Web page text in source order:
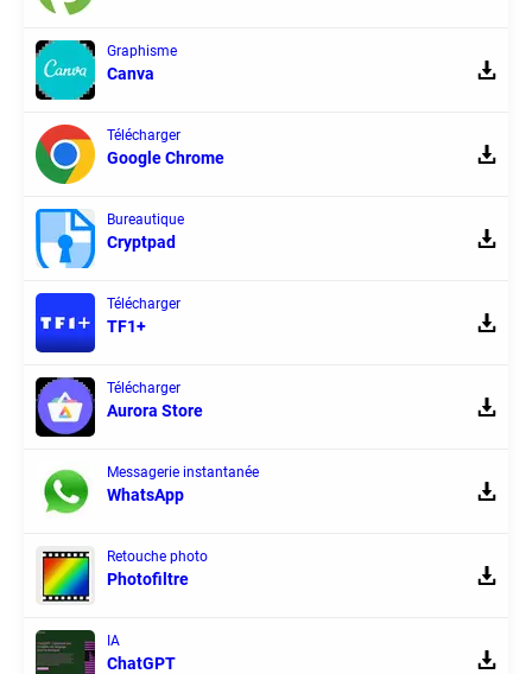
Graphisme
Canva
Télécharger
Google Chrome
Bureautique
Cryptpad
Télécharger
TF1+
Télécharger
Aurora Store
Messagerie instantanée
WhatsApp
Retouche photo
Photofiltre
IA
ChatGPT